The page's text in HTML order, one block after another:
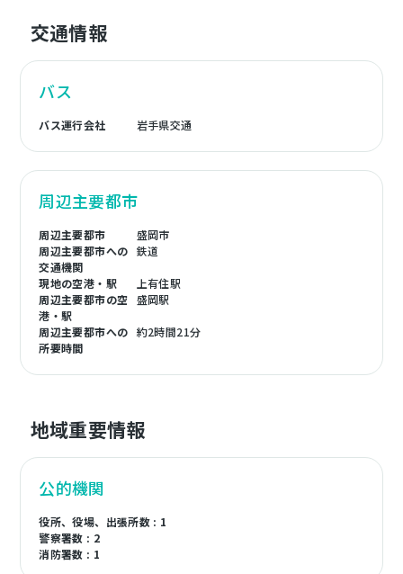
交通情報
バス
バス運行会社 岩手県交通
周辺主要都市
周辺主要都市
盛岡市
周辺主要都市への
交通機関
鉄道
現地の空港・駅
上有住駅
周辺主要都市の空
港・駅
盛岡駅
周辺主要都市への
所要時間
約2時間21分
地域重要情報
公的機関
役所、役場、出張所数 : 1
警察署数 : 2
消防署数 : 1